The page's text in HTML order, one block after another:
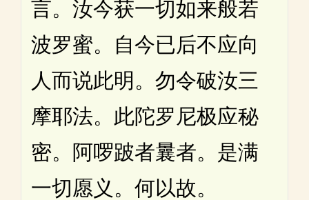
言。汝今获一切如来般若
波罗蜜。自今已后不应向
人而说此明。勿令破汝三
摩耶法。此陀罗尼极应秘
密。阿啰跛者曩者。是满
一切愿义。何以故。